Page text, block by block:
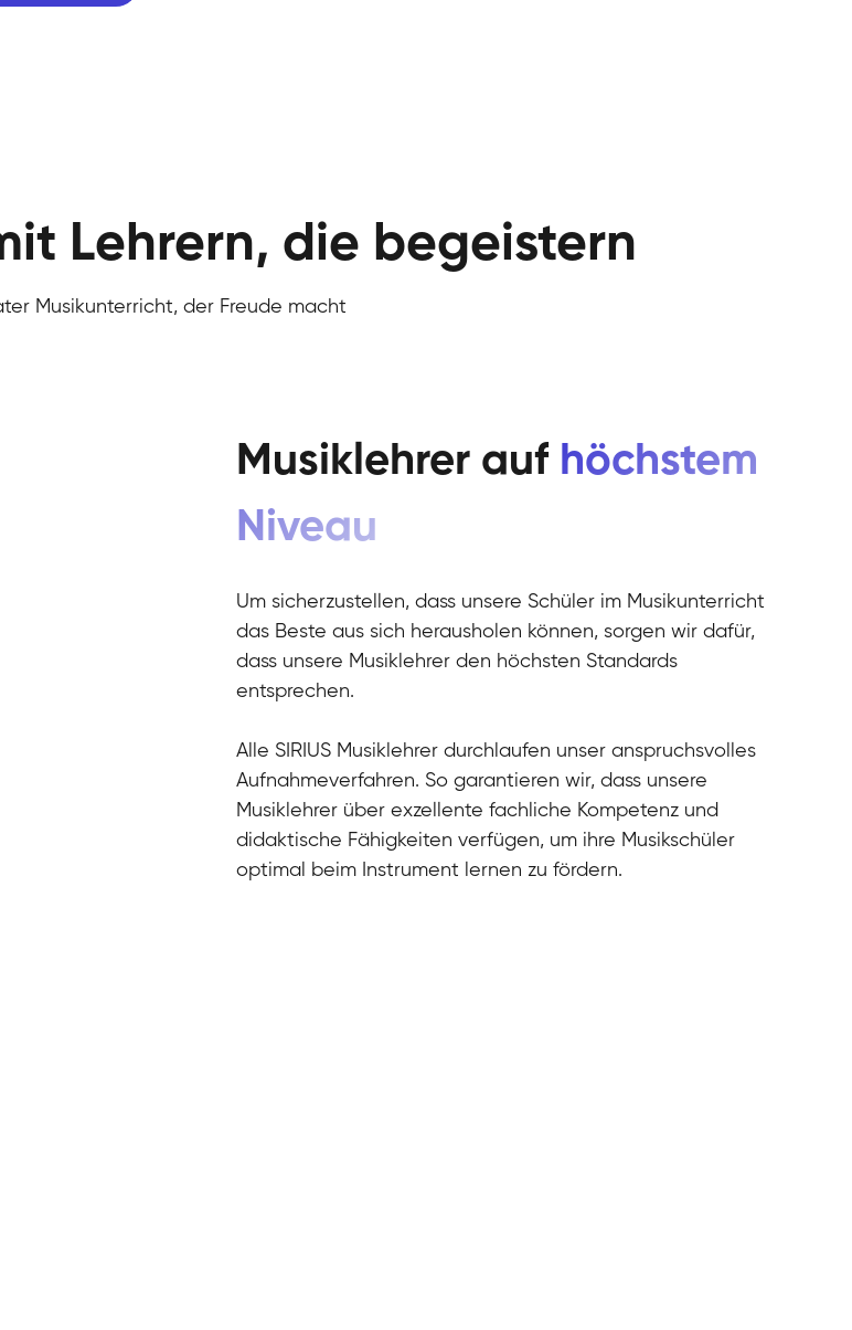
Lehrern, die begeistern
Musikunterricht, der Freude macht
Musiklehrer auf höchstem
Niveau
Um sicherzustellen, dass unsere Schüler im Musikunterricht
das Beste aus sich herausholen können, sorgen wir dafür,
dass unsere Musiklehrer den höchsten Standards
entsprechen.
Alle SIRIUS Musiklehrer durchlaufen unser anspruchsvolles
Aufnahmeverfahren. So garantieren wir, dass unsere
Musiklehrer über exzellente fachliche Kompetenz und
didaktische Fähigkeiten verfügen, um ihre Musikschüler
optimal beim Instrument lernen zu fördern.